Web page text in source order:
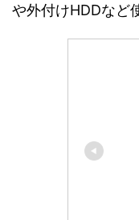
や外付けHDDなど